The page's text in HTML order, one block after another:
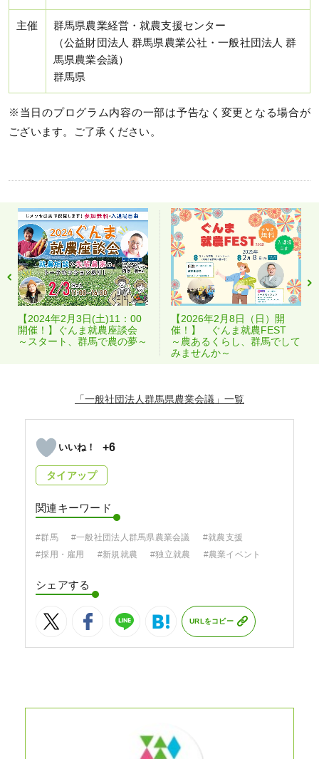
主催
群馬県農業経営・就農支援センター
（公益財団法人 群馬県農業公社・一般社団法人 群
馬県農業会議）
群馬県
※当日のプログラム内容の一部は予告なく変更となる場合が
ございます。ご了承ください。
【2024年2月3日(土)11：00
開催！】ぐんま就農座談会
～スタート、群馬で農の夢～
【2026年2月8日（日）開
催！】 ぐんま就農FEST
～農あるくらし、群馬でして
みませんか～
「一般社団法人群馬県農業会議」
+6
タイアップ
関連キーワード
#群馬 #一般社団法人群馬県農業会議
#就農支援
#採用・雇用
#新規就農 #独立就農 #農業イベント
シェアする
URLをコピー